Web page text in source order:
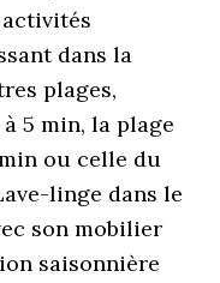
dans la
plages,
5 min, la plage
ou celle du
linge dans le
son mobilier
saisonnière